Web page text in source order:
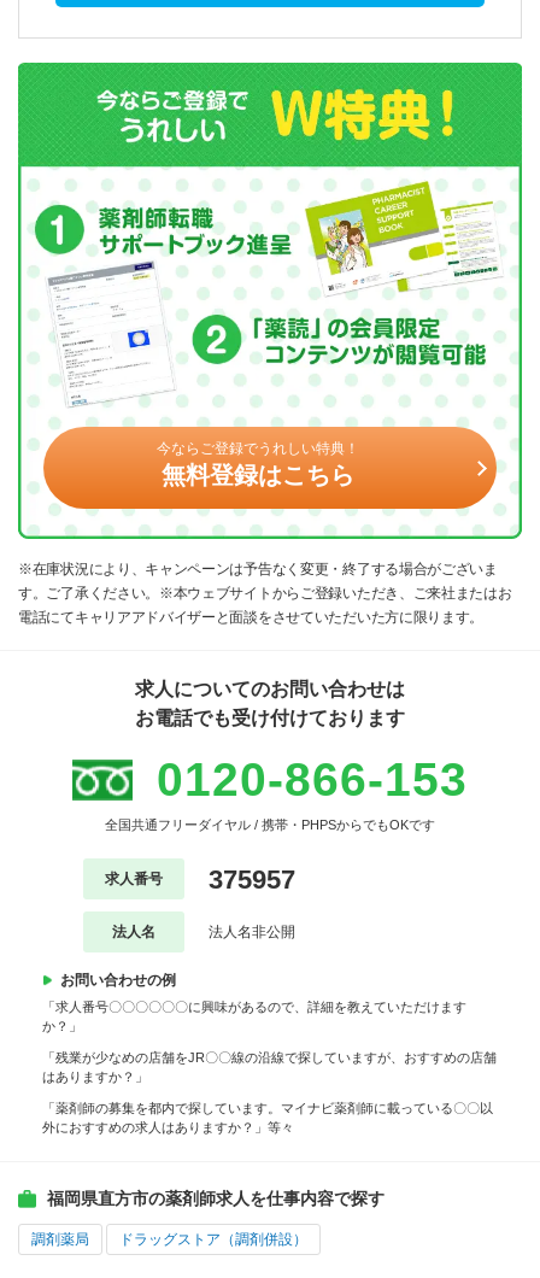
今ならご登録でうれしい特典！
無料登録はこちら
※在庫状況により、キャンペーンは予告なく変更・終了する場合がございま
す。ご了承ください。※本ウェブサイトからご登録いただき、ご来社またはお
電話にてキャリアアドバイザーと面談をさせていただいた方に限ります。
求人についてのお問い合わせは
お電話でも受け付けております
0120-866-153
全国共通フリーダイヤル / 携帯・PHPSからでもOKです
求人番号 375957
法人名 法人名非公開
お問い合わせの例
「求人番号〇〇〇〇〇〇に興味があるので、詳細を教えていただけます
か？」
「残業が少なめの店舗をJR〇〇線の沿線で探していますが、おすすめの店舗
はありますか？」
「薬剤師の募集を都内で探しています。マイナビ薬剤師に載っている〇〇以
外におすすめの求人はありますか？」等々
福岡県直方市の薬剤師求人を仕事内容で探す
調剤薬局 ドラッグストア（調剤併設）